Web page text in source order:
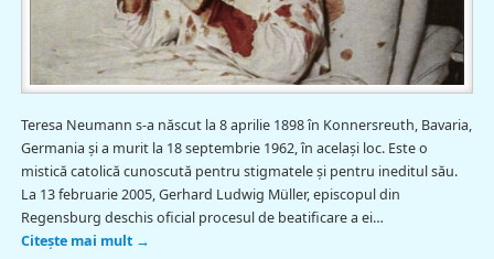
Teresa Neumann s-a născut la 8 aprilie 1898 în Konnersreuth, Bavaria,
Germania şi a murit la 18 septembrie 1962, în același loc. Este o
mistică catolică cunoscută pentru stigmatele și pentru ineditul său.
La 13 februarie 2005, Gerhard Ludwig Müller, episcopul din
Regensburg deschis oficial procesul de beatificare a ei…
Citește mai mult →